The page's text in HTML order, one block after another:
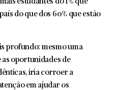
estudantes do 1% que
do que dos 60% que estão
profundo: mesmo uma
oportunidades de
iria corroer a
em ajudar os